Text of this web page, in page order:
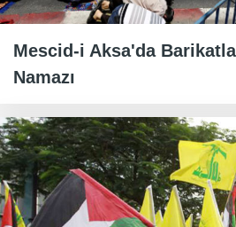
Mescid-i Aksa'da
Namazı